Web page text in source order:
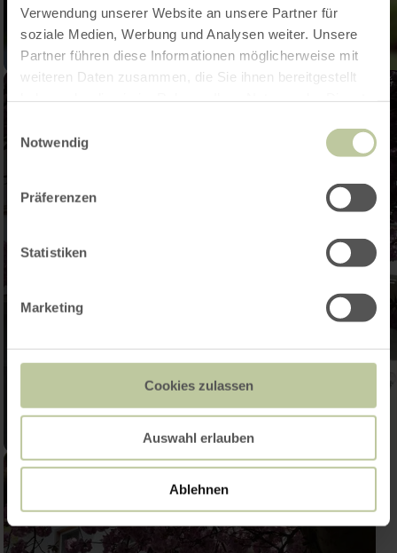
Verwendung unserer Website an unsere Partner für
soziale Medien, Werbung und Analysen weiter. Unsere
Partner führen diese Informationen möglicherweise mit
weiteren Daten zusammen, die Sie ihnen bereitgestellt
Notwendig
Präferenzen
Statistiken
Marketing
Cookies zulassen
Auswahl erlauben
Ablehnen